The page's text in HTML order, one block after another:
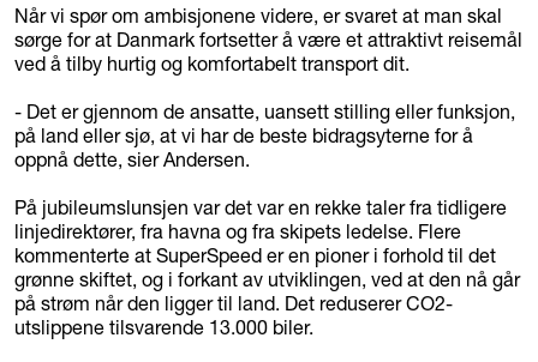
Når vi spør om ambisjonene videre, er svaret at man skal
sørge for at Danmark fortsetter å være et attraktivt reisemål
ved å tilby hurtig og komfortabelt transport dit.
- Det er gjennom de ansatte, uansett stilling eller funksjon,
på land eller sjø, at vi har de beste bidragsyterne for å
oppnå dette, sier Andersen.
På jubileumslunsjen var det var en rekke taler fra tidligere
linjedirektører, fra havna og fra skipets ledelse. Flere
kommenterte at SuperSpeed er en pioner i forhold til det
grønne skiftet, og i forkant av utviklingen, ved at den nå går
på strøm når den ligger til land. Det reduserer CO2-
utslippene tilsvarende 13.000 biler.